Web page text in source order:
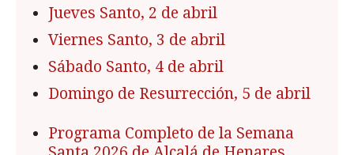
Jueves Santo, 2 de abril
Viernes Santo, 3 de abril
Sábado Santo, 4 de abril
Domingo de Resurrección, 5 de abril
Programa Completo de la Semana